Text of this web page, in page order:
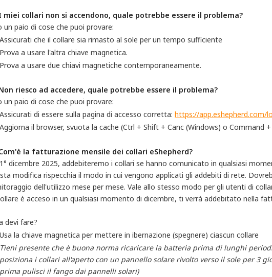
miei collari non si accendono, quale potrebbe essere il problema?
un paio di cose che puoi provare:
Assicurati che il collare sia rimasto al sole per un tempo sufficiente
Prova a usare l'altra chiave magnetica.
Prova a usare due chiavi magnetiche contemporaneamente.
riesco ad accedere, quale potrebbe essere il problema?
un paio di cose che puoi provare:
Assicurati di essere sulla pagina di accesso corretta: https://app.eshepherd.com/
Aggiorna il browser, svuota la cache (Ctrl + Shift + Canc (Windows) o Command
la fatturazione mensile dei collari eShepherd?
dicembre 2025, addebiteremo i collari se hanno comunicato in qualsiasi
modifica rispecchia il modo in cui vengono applicati gli addebiti di rete.
dell'utilizzo mese per mese. Vale allo stesso modo per gli utenti di
è acceso in un qualsiasi momento di dicembre, ti verrà addebitato nella
devi fare?
Usa la chiave magnetica per mettere in ibernazione (spegnere) ciascun collare
Tieni presente che è buona norma ricaricare la batteria prima di lunghi
posiziona i collari all'aperto con un pannello solare rivolto verso il sole per 3
prima pulisci il fango dai pannelli solari)